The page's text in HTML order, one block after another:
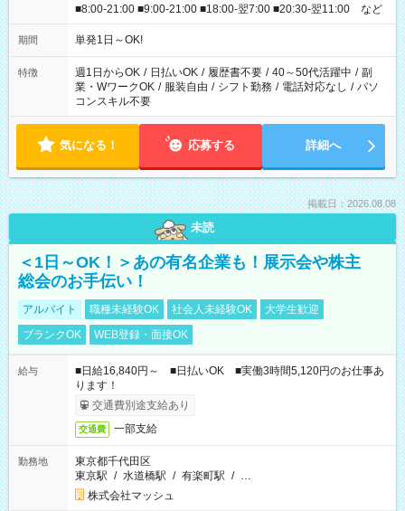
■8:00-21:00 ■9:00-21:00 ■18:00-翌7:00 ■20:30-翌11:00 など
期間 単発1日～OK!
特徴 週1日からOK / 日払いOK / 履歴書不要 / 40～50代活躍中 / 副
業・WワークOK / 服装自由 / シフト勤務 / 電話対応なし / パソ
コンスキル不要
気になる！ 応募する 詳細へ
掲載日：2026.08.08
未読
＜1日～OK！＞あの有名企業も！展示会や株主
総会のお手伝い！
アルバイト 職種未経験OK 社会人未経験OK
大学生歓迎
ブランクOK
WEB登録・面接OK
給与
■日給16,840円～ ■日払いOK ■実働3時間5,120円のお仕事あ
ります！
交通費別途支給あり
交通費 一部支給
勤務地
東京都千代田区
東京駅 / 水道橋駅 / 有楽町駅 / …
株式会社マッシュ